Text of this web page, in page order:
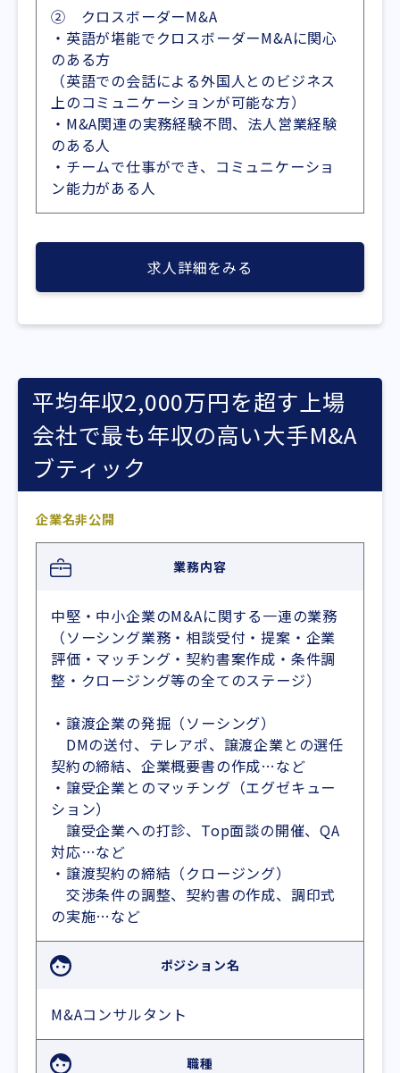
② クロスボーダーM&A
・英語が堪能でクロスボーダーM&Aに関心
のある方
（英語での会話による外国人とのビジネス
上のコミュニケーションが可能な方）
・M&A関連の実務経験不問、法人営業経験
のある人
・チームで仕事ができ、コミュニケーショ
ン能力がある人
求人詳細をみる
平均年収2,000万円を超す上場
会社で最も年収の高い大手M&A
ブティック
企業名非公開
業務内容
中堅・中小企業のM&Aに関する一連の業務
（ソーシング業務・相談受付・提案・企業
評価・マッチング・契約書案作成・条件調
整・クロージング等の全てのステージ）
・譲渡企業の発掘（ソーシング）
DMの送付、テレアポ、譲渡企業との選任
契約の締結、企業概要書の作成…など
・譲受企業とのマッチング（エグゼキュー
ション）
譲受企業への打診、Top面談の開催、QA
対応…など
・譲渡契約の締結（クロージング）
交渉条件の調整、契約書の作成、調印式
の実施…など
ポジション名
M&Aコンサルタント
職種